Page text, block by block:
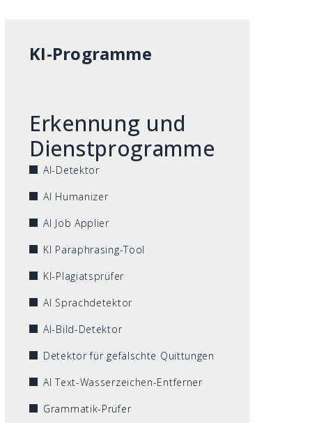
KI-Programme
Erkennung und
Dienstprogramme
AI-Detektor
AI Humanizer
AI Job Applier
KI Paraphrasing-Tool
KI-Plagiatsprüfer
AI Sprachdetektor
AI-Bild-Detektor
Detektor für gefälschte Quittungen
AI Text-Wasserzeichen-Entferner
Grammatik-Prüfer